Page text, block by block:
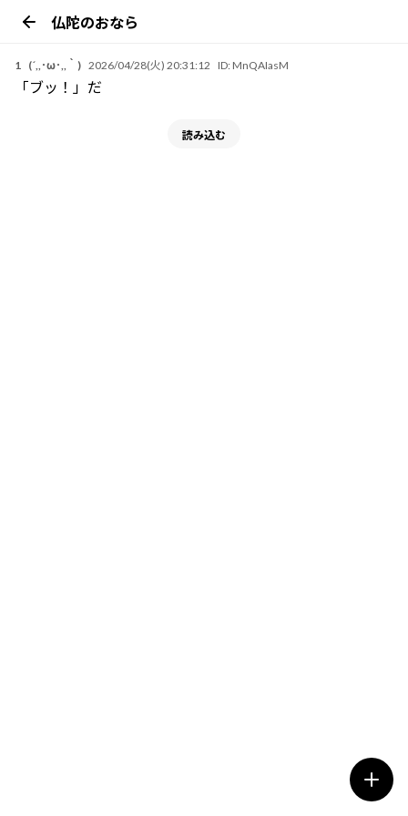
仏陀のおなら
1 (´,,･ω･,,｀) 2026/04/28(火) 20:31:12 ID: MnQAIasM
「ブッ！」だ
読み込む